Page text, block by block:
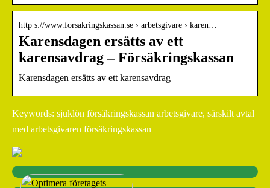
http s://www.forsakringskassan.se › arbetsgivare › karen…
Karensdagen ersätts av ett
karensavdrag – Försäkringskassan
Karensdagen ersätts av ett karensavdrag
Keywords: sjuklön försäkringskassan arbetsgivare, särskilt avtal
med arbetsgivaren försäkringskassan